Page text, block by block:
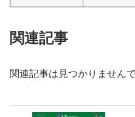
関連記事
関連記事は見つかりませんで